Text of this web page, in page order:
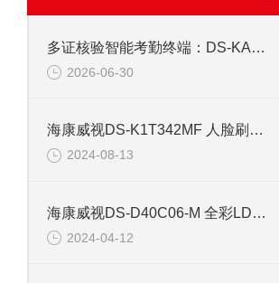
多证核验智能考勤终端：DS-KAB673-IBQR人脸识别打卡考勤机
2026-06-30
海康威视DS-K1T342MF 人脸刷卡开门考勤机
2024-08-13
海康威视DS-D40C06-M 全彩LDE显示屏发送卡
2024-04-12